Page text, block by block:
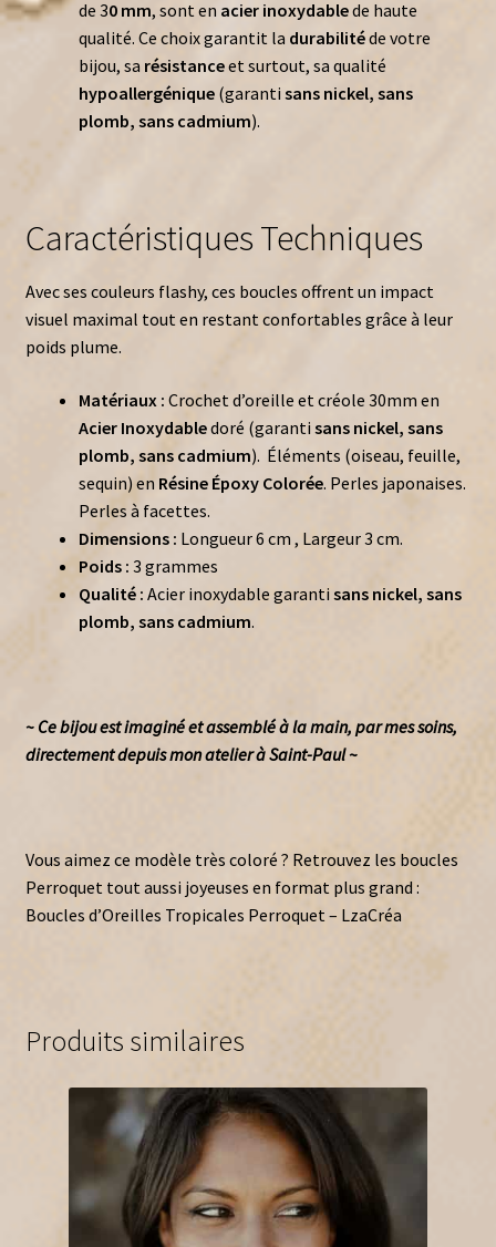
de 30 mm, sont en acier inoxydablede haute
qualité. Ce choix garantit la durabilitéde votre
bijou, sa résistanceet surtout, sa qualité
hypoallergénique(garantisans nickel, sans
plomb, sans cadmium).
Caractéristiques Techniques
Avec ses couleurs flashy, ces boucles offrent un impact
visuel maximal tout en restant confortables grâce à leur
poids plume.
Matériaux : Crochet d’oreille et créole 30mm en
Acier Inoxydabledoré (garanti sans nickel, sans
plomb, sans cadmium). Éléments (oiseau, feuille,
sequin) en Résine Époxy Colorée. Perles japonaises.
Perles à facettes.
Dimensions : Longueur 6 cm , Largeur 3 cm.
Poids : 3 grammes
Qualité : Acier inoxydable garantisans nickel, sans
plomb, sans cadmium.
~ Ce bijou est imaginé et assemblé à la main, par mes soins,
directement depuis mon atelier à Saint-Paul ~
Vous aimez ce modèle très coloré ? Retrouvez les boucles
Perroquet tout aussi joyeuses en format plus grand :
Boucles d’Oreilles Tropicales Perroquet – LzaCréa
Produits similaires